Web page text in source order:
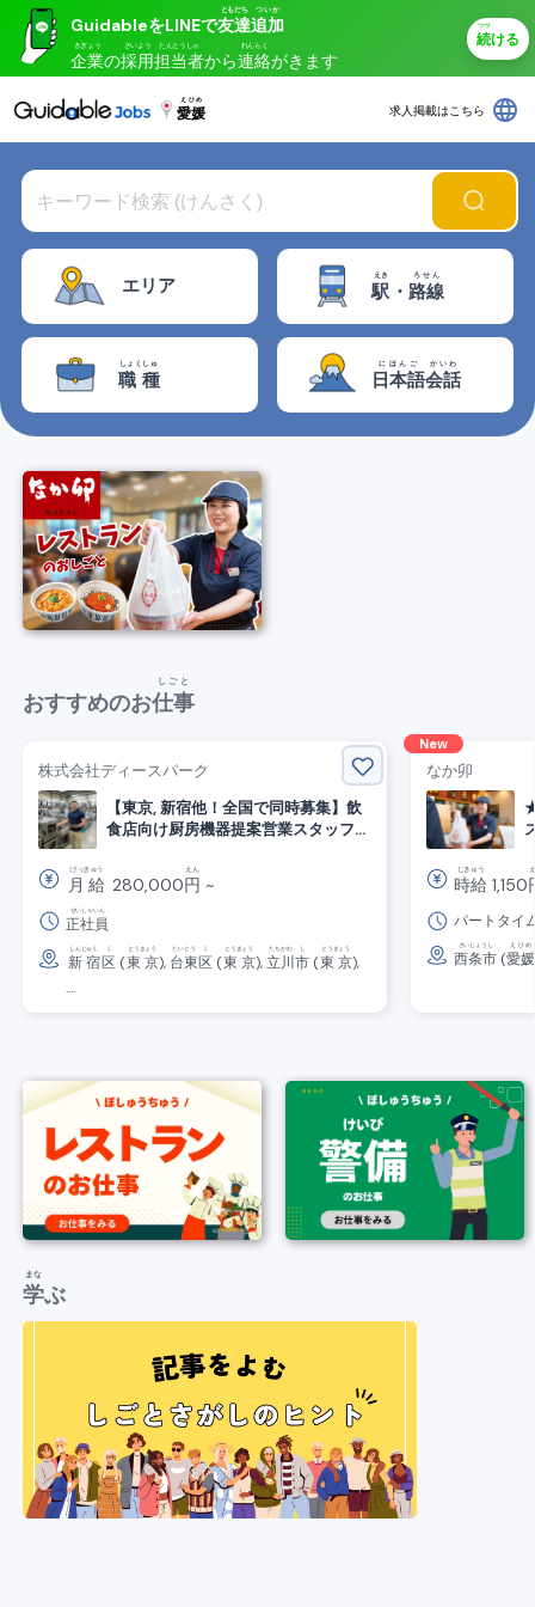
GuidableをLINEで友達
ともだち
追加
ついか
企業
きぎょう
の採用
さいよう
担当者
たんとうしゃ
から連絡
れんらく
がきます
続
つづ
ける
愛媛
えひめ
求人掲載はこちら language
エリア 駅
えき
・ 路線
ろせん
職種
しょくしゅ
日本語
にほんご
会話
かいわ
おすすめのお仕事
しごと
株式会社ディースパーク
【東京, 新宿他！全国で同時募集】飲
食店向け厨房機器提案営業スタッフ募
月給
げっきゅう
280,000円
えん
~
正社員
せいしゃいん
新宿
しんじゅく
区
く
(東京
とうきょう
), 台東
たいとう
区
く
(東京
とうきょう
),立川
たちかわ
市
し
(東京
とうきょう
),
....
New
なか卯
時給
じきゅう
1,150
パートタイ
西条市
さいじょうし
(愛媛
えひめ
学
まな
ぶ